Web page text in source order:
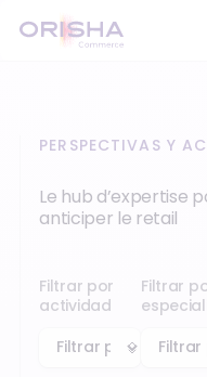
PERSPECTIVAS Y
Le hub d’expertise
anticiper le retail
Filtrar por
actividad
Filtrar